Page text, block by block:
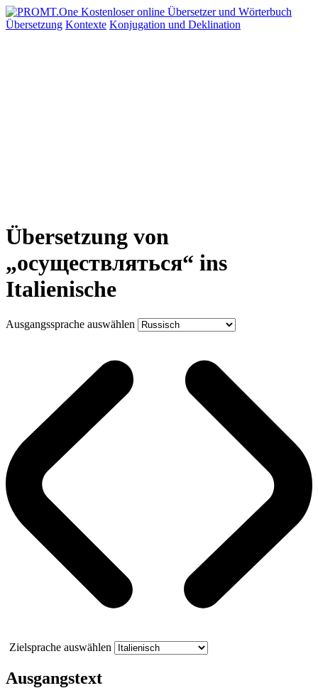
Übersetzung Kontexte Konjugation und Deklination
Übersetzung von
„осуществляться“ ins
Italienische
Ausgangssprache auswählen
Zielsprache auswählen
Ausgangstext